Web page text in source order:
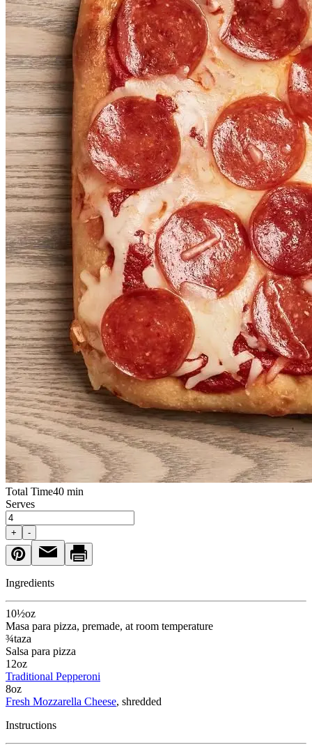
Total Time40 min
Serves
+ -
Ingredients
10½oz
Masa para pizza, premade, at room temperature
¾taza
Salsa para pizza
12oz
Traditional Pepperoni
8oz
Fresh Mozzarella Cheese, shredded
Instructions